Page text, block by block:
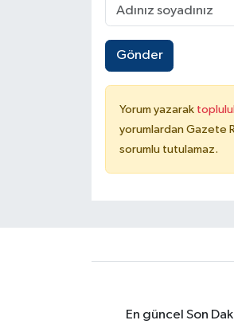
Gönder
Yorum yazarak
yorumlardan Gazete
sorumlu tutulamaz.
En güncel Son